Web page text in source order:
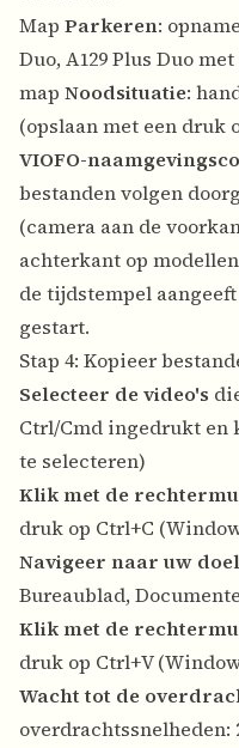
Map Parkeren:
Duo, A129 Plus Duo
map Noodsituatie:
(opslaan met een druk
VIOFO-
bestanden volgen
(camera aan de
achterkant op
de tijdstempel
gestart.
Stap 4: Kopieer
Selecteer de video's
Ctrl/Cmd ingedrukt en
te selecteren)
Klik met de
druk op Ctrl+C
Navigeer naar uw
Bureaublad,
Klik met de
druk op Ctrl+V
Wacht tot de
overdrachtssnelheden: